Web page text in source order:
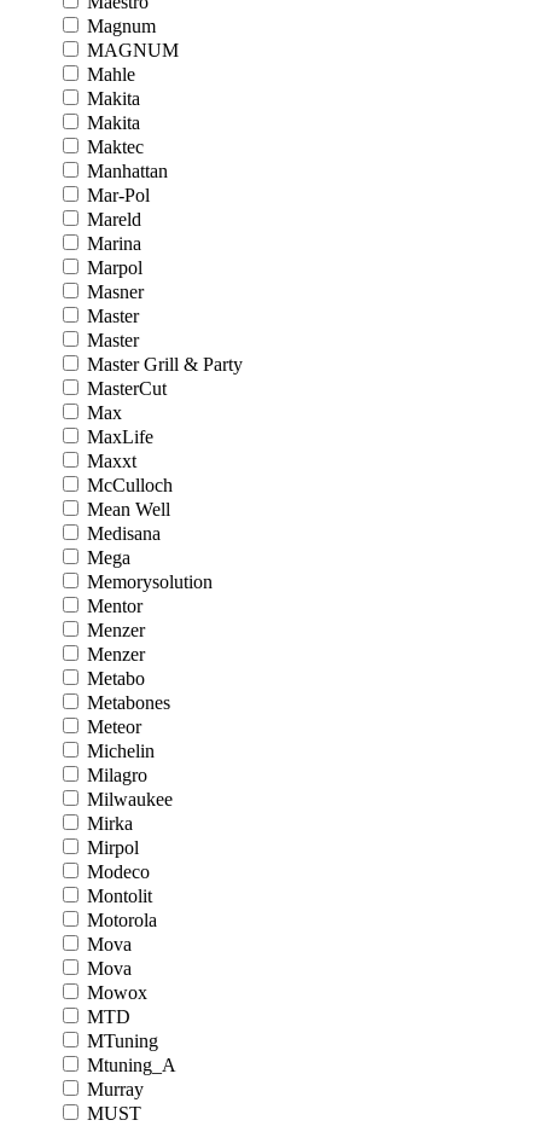
Magnum
MAGNUM
Mahle
Makita
Makita
Maktec
Manhattan
Mar-Pol
Mareld
Marina
Marpol
Masner
Master
Master
Master Grill & Party
MasterCut
Max
MaxLife
Maxxt
McCulloch
Mean Well
Medisana
Mega
Memorysolution
Mentor
Menzer
Menzer
Metabo
Metabones
Meteor
Michelin
Milagro
Milwaukee
Mirka
Mirpol
Modeco
Montolit
Motorola
Mova
Mova
Mowox
MTD
MTuning
Mtuning_A
Murray
MUST